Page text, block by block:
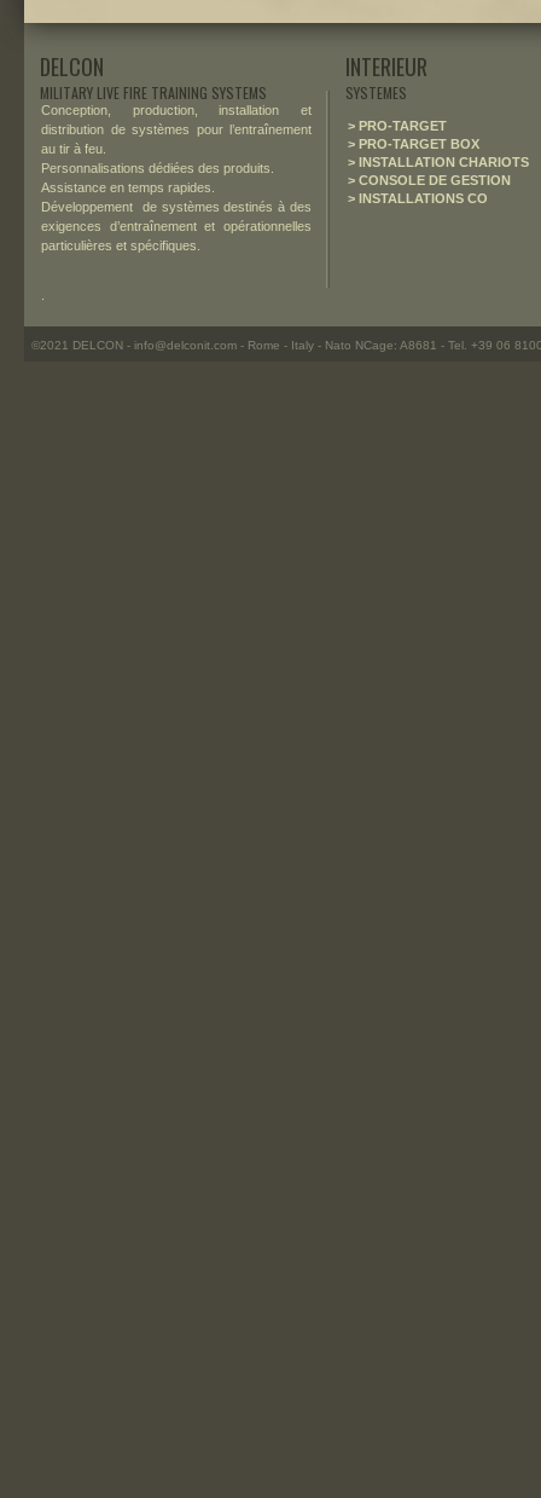
©2021 DELCON - info@delconit.com - Rome - Italy - Nato NCage: A8681 - Tel. +39 06
Conception, production, installation et
distribution de systèmes pour l’entraînement
au tir à feu.
Personnalisations dédiées des produits.
Assistance en temps rapides.
Développement de systèmes destinés à des
exigences d’entraînement et opérationnelles
particulières et spécifiques.
DELCON
MILITARY LIVE FIRE TRAINING SYSTEMS
INTERIEUR
SYSTEMES
> PRO-TARGET
> PRO-TARGET BOX
> INSTALLATION CHARIOTS
> CONSOLE DE GESTION
> INSTALLATIONS CO